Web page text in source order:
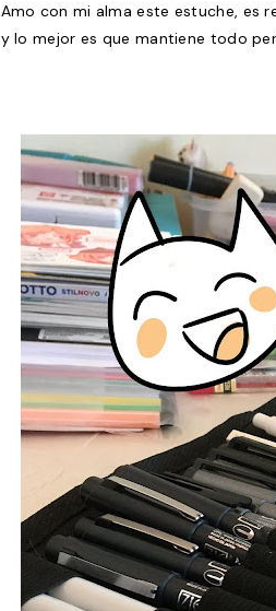
Amo con mi alma este estuche, es
y lo mejor es que mantiene todo